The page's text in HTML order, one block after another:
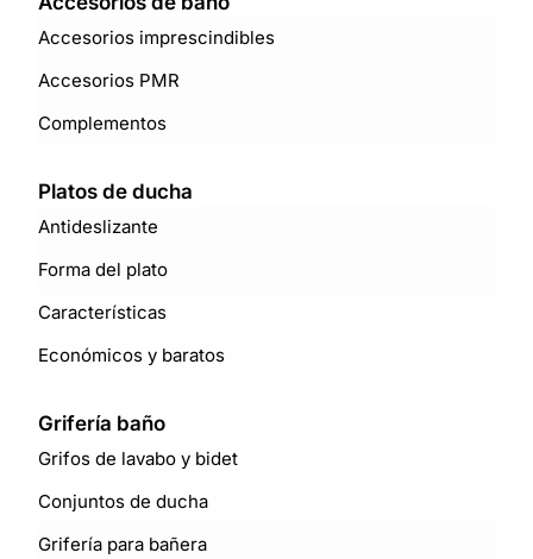
Accesorios imprescindibles
Accesorios PMR
Complementos
Platos de ducha
Antideslizante
Forma del plato
Características
Económicos y baratos
Grifería baño
Grifos de lavabo y bidet
Conjuntos de ducha
Grifería para bañera